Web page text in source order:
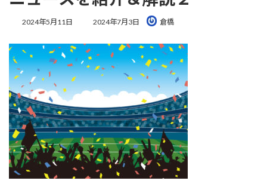
2024年5月11日
最
新
日
時
2024年7月3日 倉橋